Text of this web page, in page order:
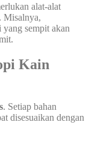
alat-alat
Misalnya,
yang sempit akan
Kain
. Setiap bahan
disesuaikan dengan